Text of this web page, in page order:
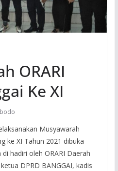
ORARI
Ke XI
Musyawarah
ke XI Tahun 2021 dibuka
hadiri oleh ORARI Daerah
DPRD BANGGAI, kadis